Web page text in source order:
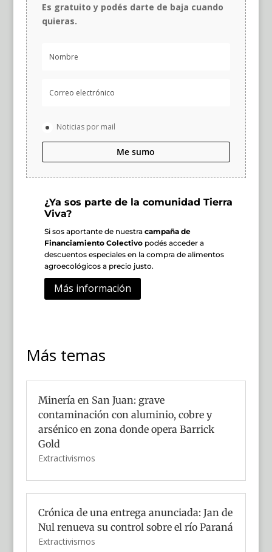
Es gratuito y podés darte de baja cuando
quieras.
Noticias por mail
Me sumo
¿Ya sos parte de la comunidad Tierra
Viva?
Si sos aportante de nuestra campaña de
Financiamiento Colectivopodés acceder a
descuentos especiales en la compra de alimentos
agroecológicos a precio justo.
Más información
Más temas
Minería en San Juan: grave
contaminación con aluminio, cobre y
arsénico en zona donde opera Barrick
Gold
Extractivismos
Crónica de una entrega anunciada: Jan de
Nul renueva su control sobre el río Paraná
Extractivismos